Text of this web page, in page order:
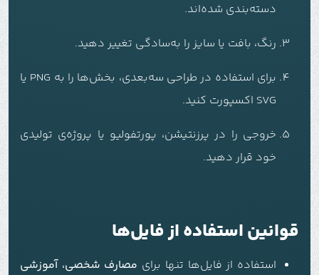
دسته‌بندی شده‌اند.
رنگ، بافت یا سایز را به‌سادگی تغییر دهید.
برای استفاده در طراحی سه‌بعدی، بخش‌ها را به PNG یا
SVG اکسپورت کنید.
خروجی را در پرزنتیشن، پورتفولیو یا پروژه‌ی تولیدی
خود قرار دهید.
قوانین استفاده از فایل‌ها
استفاده از فایل‌ها تنها برای مصارف شخصی، آموزشی